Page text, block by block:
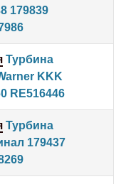
179839
Турбина
KKK
RE516446
Турбина
179437